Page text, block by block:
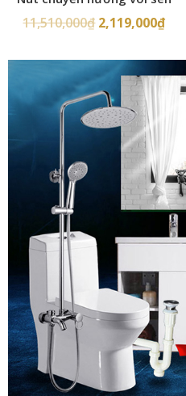
âm tường
11,510,000₫ 2,119,000₫